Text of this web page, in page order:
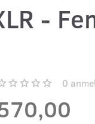
-
0